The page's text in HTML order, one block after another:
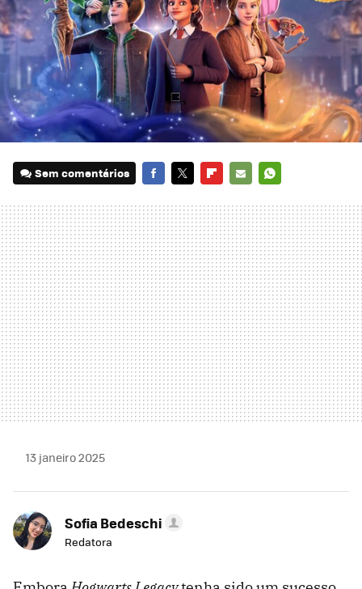
Sem comentários
MAIL
13 janeiro 2025
Sofia Bedeschi
Redatora